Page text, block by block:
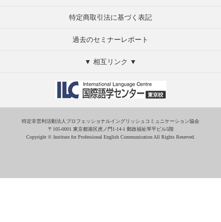
特定商取引法に基づく表記
過去のセミナーレポート
▼ 相互リンク ▼
特定非営利活動法人プロフェッショナルイングリッシュコミュニケーション協会
〒105-0001 東京都港区虎ノ門1-14-1 郵政福祉琴平ビル5階
Copyright © Institute for Professional English Communication All Rights Reserved.